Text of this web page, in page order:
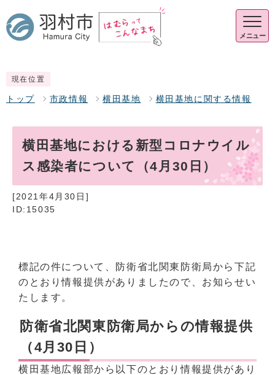
メニュー
現在位置
トップ 市政情報 横田基地 横田基地に関する情報
横田基地における新型コロナウイル
ス感染者について（4月30日）
[2021年4月30日]
ID:15035
標記の件について、防衛省北関東防衛局から下記
のとおり情報提供がありましたので、お知らせい
たします。
防衛省北関東防衛局からの情報提供
（4月30日）
横田基地広報部から以下のとおり情報提供があり